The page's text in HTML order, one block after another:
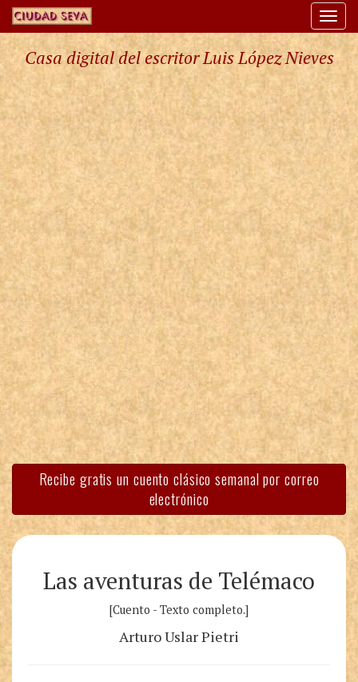
Casa digital del escritor Luis López Nieves
Recibe gratis un cuento clásico semanal por correo
electrónico
Las aventuras de Telémaco
[Cuento - Texto completo.]
Arturo Uslar Pietri